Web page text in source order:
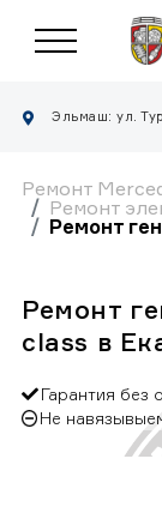
Эльмаш: ул.
Ремонт
Ремонт
Ремонт
Ремонт
class в
Гарантия без
Не